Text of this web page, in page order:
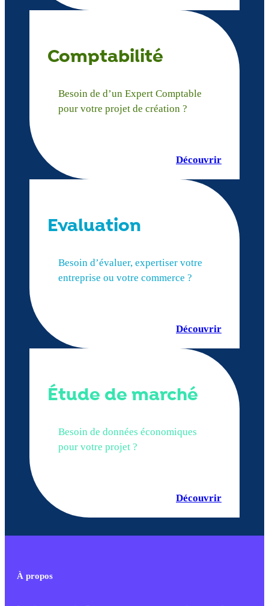
Comptabilité
Besoin de d’un Expert Comptable
pour votre projet de création ?
Découvrir
Evaluation
Besoin d’évaluer, expertiser votre
entreprise ou votre commerce ?
Découvrir
Étude de marché
Besoin de données économiques
pour votre projet ?
Découvrir
À propos